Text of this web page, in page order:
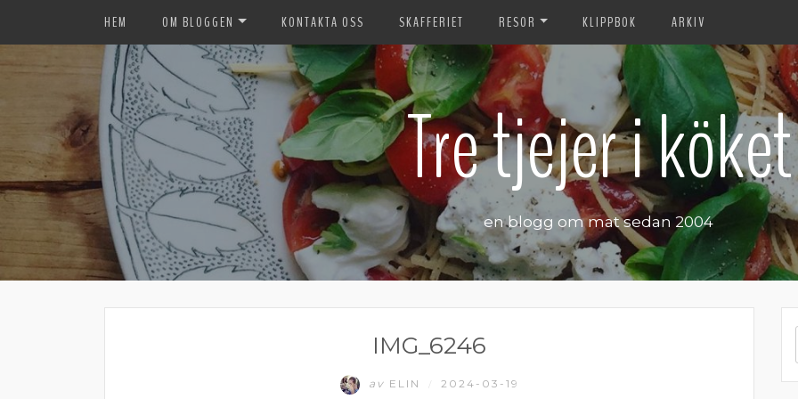
HEM OM BLOGGEN KONTAKTA OSS SKAFFERIET RESOR KLIPPBOK ARKIV
Tre tjejer i köket
en blogg om mat sedan 2004
IMG_6246
av ELIN 2024-03-19